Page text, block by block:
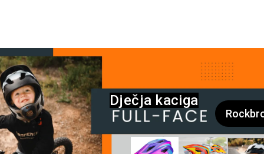
Dječja kaciga